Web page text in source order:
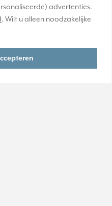
advertenties.
. Wilt u alleen noodzakelijke
van slagvast,